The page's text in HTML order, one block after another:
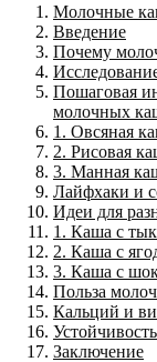
Молочные
Введение
Почему
Пошаговая
молочных
1. Овсяная
2. Рисовая
3. Манная
Лайфхаки и
Идеи для
1. Каша с
2. Каша с
3. Каша с
Польза
Кальций и
Заключение